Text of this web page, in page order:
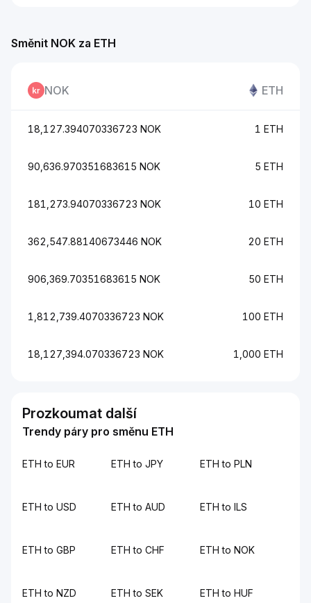
Směnit NOK za ETH
NOK ETH
18,127.394070336723 NOK 1 ETH
90,636.970351683615 NOK 5 ETH
181,273.94070336723 NOK 10 ETH
362,547.88140673446 NOK 20 ETH
906,369.70351683615 NOK 50 ETH
1,812,739.4070336723 NOK 100 ETH
18,127,394.070336723 NOK 1,000 ETH
Prozkoumat další
Trendy páry pro směnu ETH
ETH to EUR ETH to JPY ETH to PLN
ETH to USD ETH to AUD ETH to ILS
ETH to GBP ETH to CHF ETH to NOK
ETH to NZD ETH to SEK ETH to HUF